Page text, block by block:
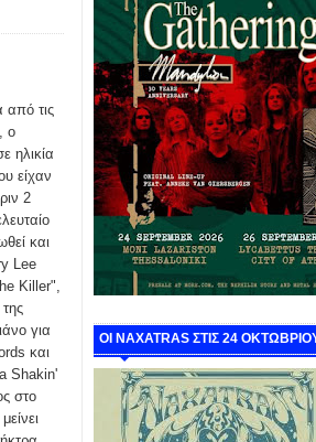
από τις
ο
ηλικία
είχαν
2
και
Lee
Killer",
για
και
Shakin'
στο
ΟΙ NAXATRAS ΣΤΙΣ 24